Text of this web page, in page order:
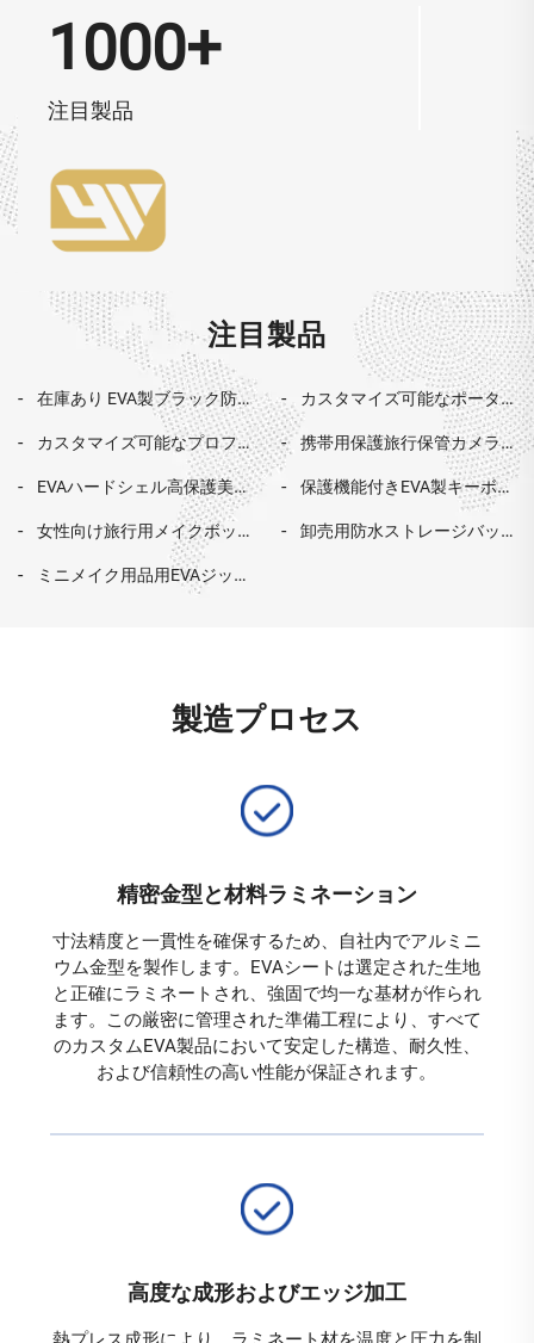
1000+
注目製品
注目製品
在庫あり EVA製ブラック防
水スクーターバッグ ハード
シェル自転車アクセサリー
旅行用EVA収納スクーターケ
カスタマイズ可能なポータ
ブルEVAハードトラベルケー
ス（プロジェクター用）、
防水機能付きEVAケースバッ
カスタマイズ可能なプロフ
ェッショナルな衝撃防止EVA
収納ケース：ハードカード
専用の成形インセット式カ
ードツール保護ケース（特
殊用途バッグ・ケース）
携帯用保護旅行保管カメラ
ケース｜防水EVAケースバッ
グ（デジタルカメラ用）
EVAハードシェル高保護美容
機器ケース｜美容・化粧品
用ケース｜大容量・携帯可
能な美容ケース｜カスタマ
保護機能付きEVA製キーボー
ド携帯ケース（旅行および
家庭用保管に最適）
女性向け旅行用メイクボッ
クス兼スーツケース｜PC製
化粧品ケース｜小型ミニABS
卸売用防水ストレージバッ
ミニメイク用品用EVAジッパ
製造プロセス
精密金型と材料ラミネーション
寸法精度と一貫性を確保するため、自社内でアルミニ
ウム金型を製作します。EVAシートは選定された生地
と正確にラミネートされ、強固で均一な基材が作られ
ます。この厳密に管理された準備工程により、すべて
のカスタムEVA製品において安定した構造、耐久性、
および信頼性の高い性能が保証されます。
高度な成形およびエッジ加工